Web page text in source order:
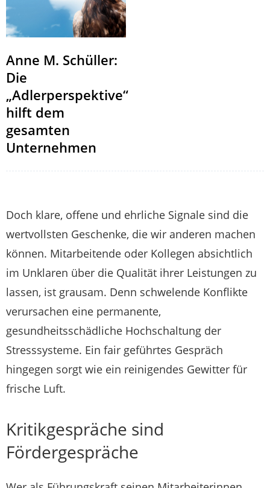
Anne M. Schüller:
Die
„Adlerperspektive“
hilft dem
gesamten
Unternehmen
Doch klare, offene und ehrliche Signale sind die
wertvollsten Geschenke, die wir anderen machen
können. Mitarbeitende oder Kollegen absichtlich
im Unklaren über die Qualität ihrer Leistungen zu
lassen, ist grausam. Denn schwelende Konflikte
verursachen eine permanente,
gesundheitsschädliche Hochschaltung der
Stresssysteme. Ein fair geführtes Gespräch
hingegen sorgt wie ein reinigendes Gewitter für
frische Luft.
Kritikgespräche sind
Fördergespräche